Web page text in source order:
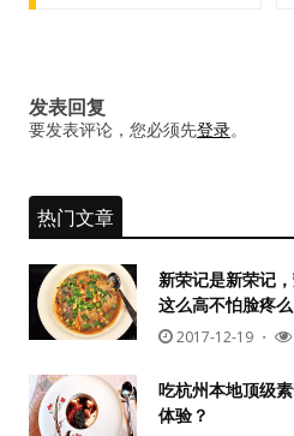
章
发表回复
要发表评论，您必须先登录。
热门文章
新荣记是新荣记
这么高不怕脸疼么
2017-12-19 ・
吃杭州本地顶级
体验？